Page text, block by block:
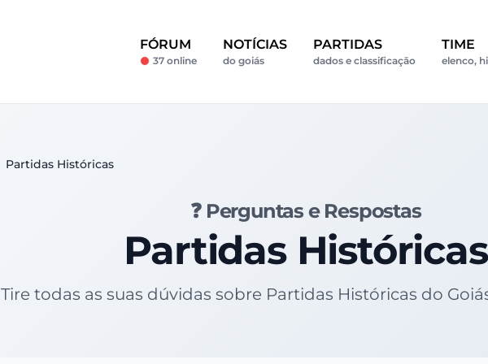
FÓRUM
37 online
NOTÍCIAS
do goiás
PARTIDAS
dados e classificação
TIME
elenco,
Partidas Históricas
❓ Perguntas e Respostas
Partidas Históricas
Tire todas as suas dúvidas sobre Partidas Históricas do